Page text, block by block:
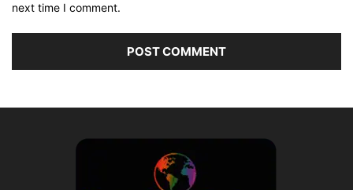
next time I comment.